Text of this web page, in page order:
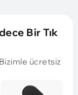
Bir Tık
ücretsiz